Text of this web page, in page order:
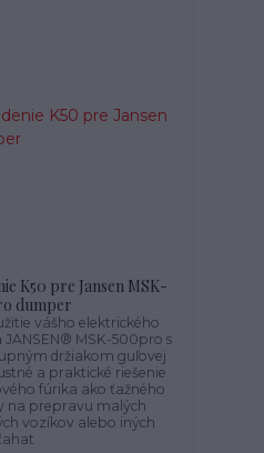
K50 pre Jansen MSK-
dumper
vášho elektrického
MSK-500pro s
držiakom guľovej
a praktické riešenie
fúrika ako ťažného
na prepravu malých
vozíkov alebo iných